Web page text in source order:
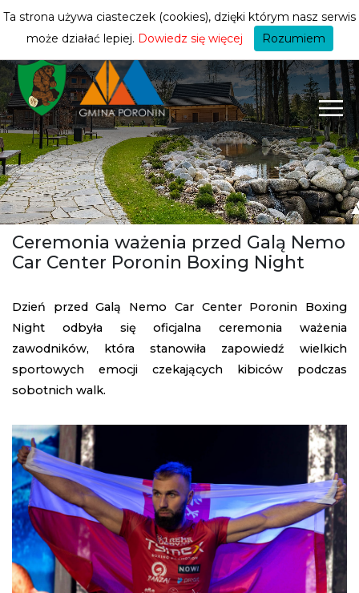
turysty
Ceremonia ważenia przed Galą Nemo
Car Center Poronin Boxing Night
Dzień przed Galą Nemo Car Center Poronin Boxing
Night odbyła się oficjalna ceremonia ważenia
zawodników, która stanowiła zapowiedź wielkich
sportowych emocji czekających kibiców podczas
sobotnich walk.
Ta strona używa ciasteczek (cookies), dzięki którym nasz serwis
może działać lepiej. Dowiedz się więcej Rozumiem